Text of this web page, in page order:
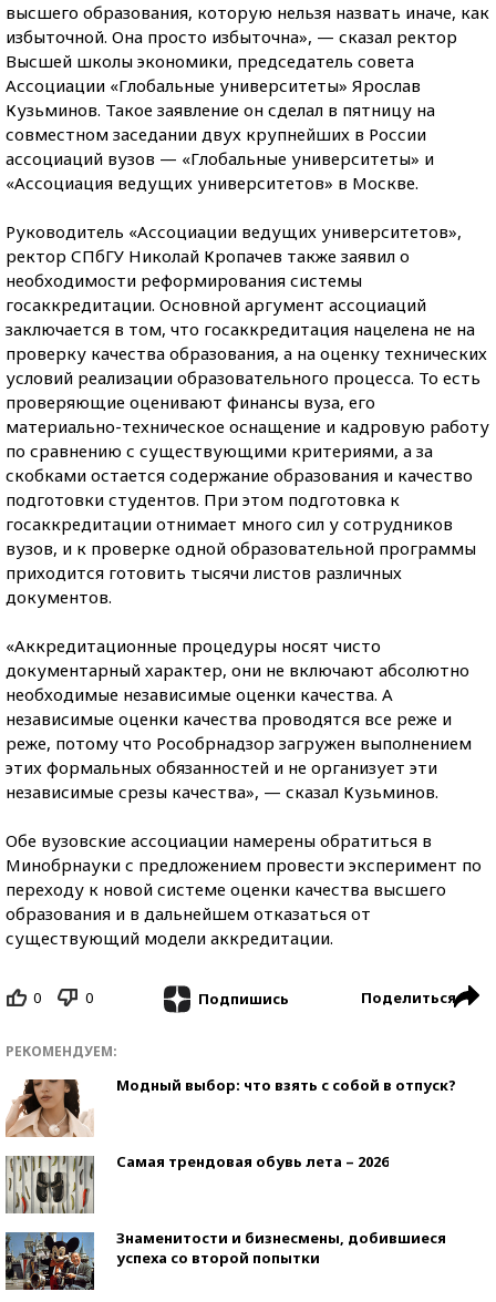
высшего образования, которую нельзя назвать иначе, как
избыточной. Она просто избыточна», — сказал ректор
Высшей школы экономики, председатель совета
Ассоциации «Глобальные университеты» Ярослав
Кузьминов. Такое заявление он сделал в пятницу на
совместном заседании двух крупнейших в России
ассоциаций вузов — «Глобальные университеты» и
«Ассоциация ведущих университетов» в Москве.
Руководитель «Ассоциации ведущих университетов»,
ректор СПбГУ Николай Кропачев также заявил о
необходимости реформирования системы
госаккредитации. Основной аргумент ассоциаций
заключается в том, что госаккредитация нацелена не на
проверку качества образования, а на оценку технических
условий реализации образовательного процесса. То есть
проверяющие оценивают финансы вуза, его
материально-техническое оснащение и кадровую работу
по сравнению с существующими критериями, а за
скобками остается содержание образования и качество
подготовки студентов. При этом подготовка к
госаккредитации отнимает много сил у сотрудников
вузов, и к проверке одной образовательной программы
приходится готовить тысячилистов различных
документов.
«Аккредитационные процедуры носят чисто
документарный характер, они не включают абсолютно
необходимые независимые оценки качества. А
независимые оценки качества проводятся все реже и
реже, потому что Рособрнадзор загружен выполнением
этих формальных обязанностей и не организует эти
независимые срезы качества», — сказал Кузьминов.
Обе вузовские ассоциации намерены обратиться в
Минобрнауки с предложением провести эксперимент по
переходу к новой системе оценки качества высшего
образования и в дальнейшем отказаться от
существующий модели аккредитации.
0 0 Подпишись Поделиться
РЕКОМЕНДУЕМ:
Модный выбор: что взять с собой в отпуск?
Самая трендовая обувь лета – 2026
Знаменитости и бизнесмены, добившиеся
успеха со второй попытки